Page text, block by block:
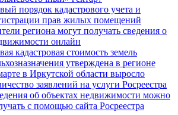
порядок кадастрового учета и
прав жилых помещений
региона могут получать сведения о
онлайн
кадастровая стоимость земель
утверждена в регионе
в Иркутской области выросло
заявлений на услуги Росреестра
об объектах недвижимости можно
с помощью сайта Росреестра